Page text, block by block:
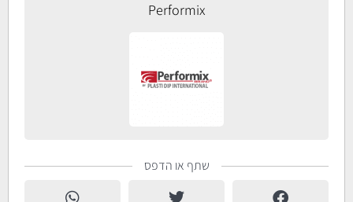
Performix
שתף או הדפס